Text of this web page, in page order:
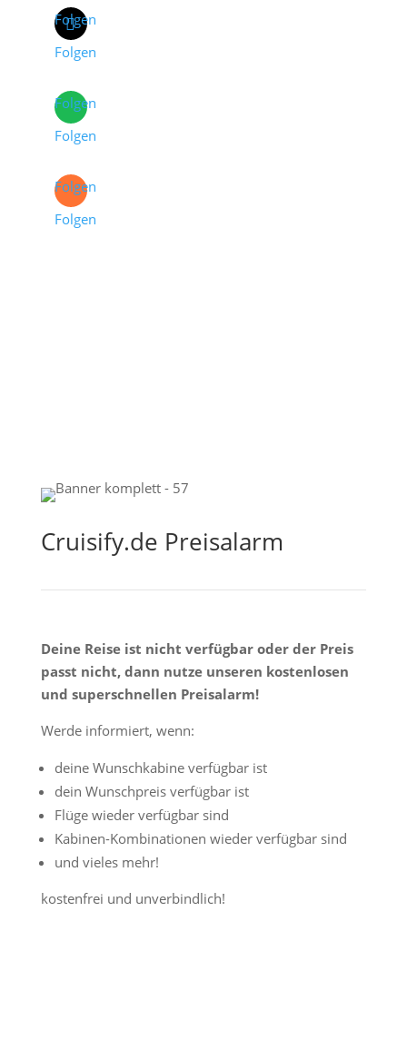
Folgen
Folgen
Folgen
Folgen
Folgen
Folgen
Cruisify.de Preisalarm
Deine Reise ist nicht verfügbar oder der Preis
passt nicht, dann nutze unseren kostenlosen
und superschnellen Preisalarm!
Werde informiert, wenn:
deine Wunschkabine verfügbar ist
dein Wunschpreis verfügbar ist
Flüge wieder verfügbar sind
Kabinen-Kombinationen wieder verfügbar sind
und vieles mehr!
kostenfrei und unverbindlich!